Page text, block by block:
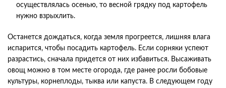
осуществлялась осенью, то весной грядку под картофель
нужно взрыхлить.
Останется дождаться, когда земля прогреется, лишняя влага
испарится, чтобы посадить картофель. Если сорняки успеют
разрастись, сначала придется от них избавиться. Высаживать
овощ можно в том месте огорода, где ранее росли бобовые
культуры, корнеплоды, тыква или капуста. В следующем году